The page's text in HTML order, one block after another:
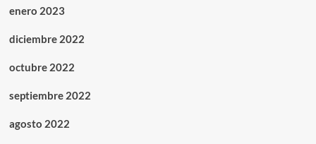
enero 2023
diciembre 2022
octubre 2022
septiembre 2022
agosto 2022